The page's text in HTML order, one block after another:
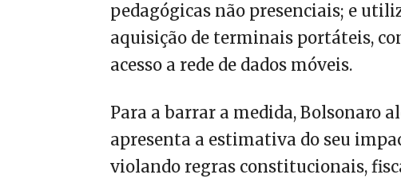
pedagógicas não presenciais; e
aquisição de terminais portáteis,
acesso a rede de dados móveis.
Para a barrar a medida, Bolsonaro
apresenta a estimativa do seu
violando regras constitucionais,